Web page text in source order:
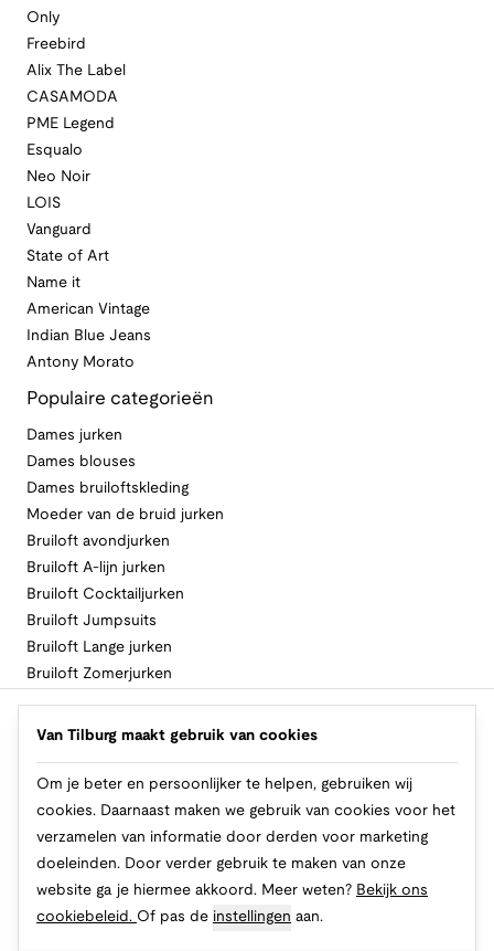
Only
Freebird
Alix The Label
CASAMODA
PME Legend
Esqualo
Neo Noir
LOIS
Vanguard
State of Art
Name it
American Vintage
Indian Blue Jeans
Antony Morato
Populaire categorieën
Dames jurken
Dames blouses
Dames bruiloftskleding
Moeder van de bruid jurken
Bruiloft avondjurken
Bruiloft A-lijn jurken
Bruiloft Cocktailjurken
Bruiloft Jumpsuits
Bruiloft Lange jurken
Bruiloft Zomerjurken
Volg Van Tilburg
Makkelijk en veilig betalen
Van Tilburg maakt gebruik van cookies
Om je beter en persoonlijker te helpen, gebruiken wij
cookies. Daarnaast maken we gebruik van cookies voor het
verzamelen van informatie door derden voor marketing
doeleinden. Door verder gebruik te maken van onze
website ga je hiermee akkoord. Meer weten? Bekijk ons
cookiebeleid. Of pas de instellingen aan.